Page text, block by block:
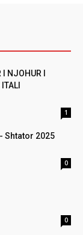
NJOHUR I
1
Shtator 2025
0
0